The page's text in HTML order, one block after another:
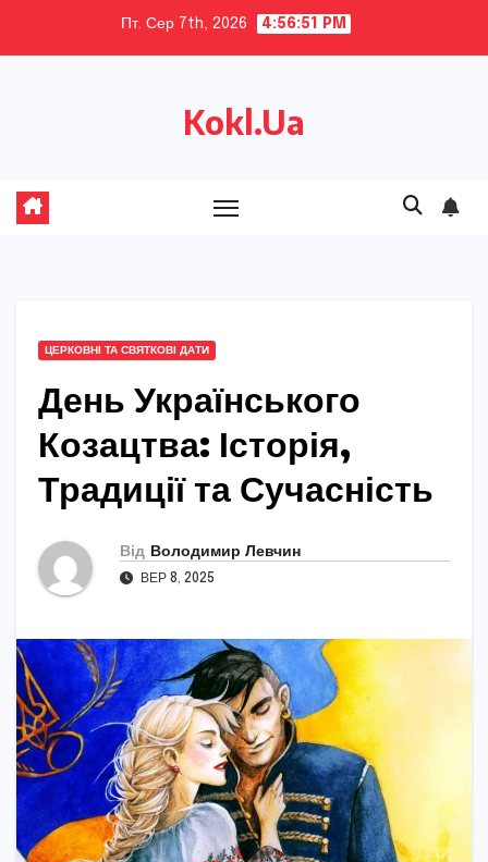
Пт. Сер 7th, 2026 4:56:52 PM
Kokl.Ua
ЦЕРКОВНІ ТА СВЯТКОВІ ДАТИ
День Українського
Козацтва: Історія,
Традиції та Сучасність
Від Володимир Левчин
ВЕР 8, 2025